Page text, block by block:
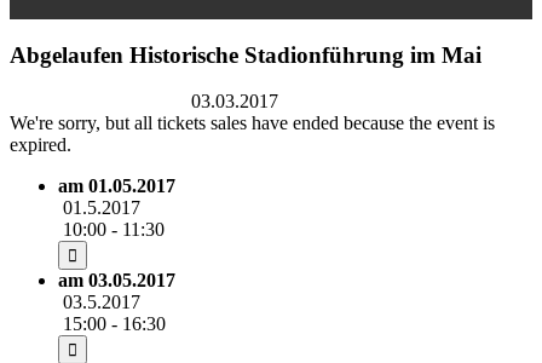
Abgelaufen Historische Stadionführung im Mai
03.03.2017
We're sorry, but all tickets sales have ended because the event is
expired.
am 01.05.2017
01.5.2017
10:00 - 11:30
am 03.05.2017
03.5.2017
15:00 - 16:30